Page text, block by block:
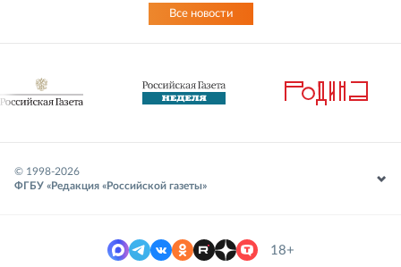
Все новости
© 1998-2026
ФГБУ «Редакция «Российской газеты»
18+